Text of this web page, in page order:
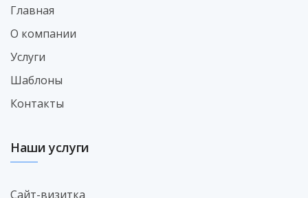
Главная
О компании
Услуги
Шаблоны
Контакты
Наши услуги
Сайт-визитка